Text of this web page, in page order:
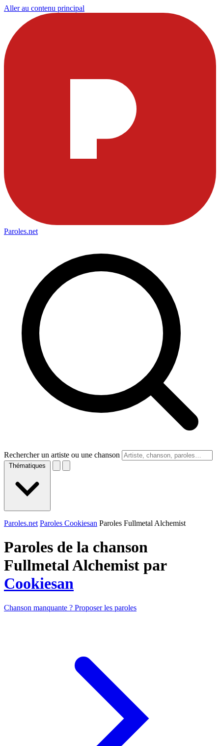
Aller au contenu principal
Paroles.net
Rechercher un artiste ou une chanson
Thématiques
Paroles.net Paroles Cookiesan Paroles Fullmetal Alchemist
Paroles de la chanson
Fullmetal Alchemist par
Cookiesan
Chanson manquante ? Proposer les paroles